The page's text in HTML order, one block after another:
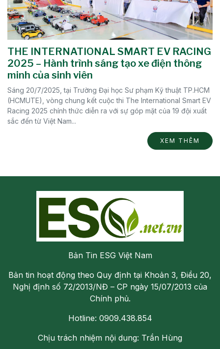
THE INTERNATIONAL SMART EV RACING
2025 – Hành trình sáng tạo xe điện thông
minh của sinh viên
Sáng 20/7/2025, tại Trường Đại học Sư phạm Kỹ thuật TP.HCM
(HCMUTE), vòng chung kết cuộc thi The International Smart EV
Racing 2025 chính thức diễn ra với sự góp mặt của 19 đội xuất
sắc đến từ Việt Nam...
XEM THÊM
Bản Tin ESG Việt Nam
Bản tin hoạt động theo Quy định tại Khoản 3, Điều 20,
Nghị định số 72/2013/NĐ – CP ngày 15/07/2013 của
Chính phủ.
Hotline: 0909.438.854
Chịu trách nhiệm nội dung: Trần Hùng